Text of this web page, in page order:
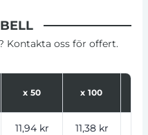
Kontakta oss för offert.
x 50 x 100
11,94 kr 11,38 kr